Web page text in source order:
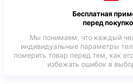
Бесплатная
перед
Мы понимаем, что каждый
индивидуальные параметры
померить товар перед тем, как
избежать ошибок в